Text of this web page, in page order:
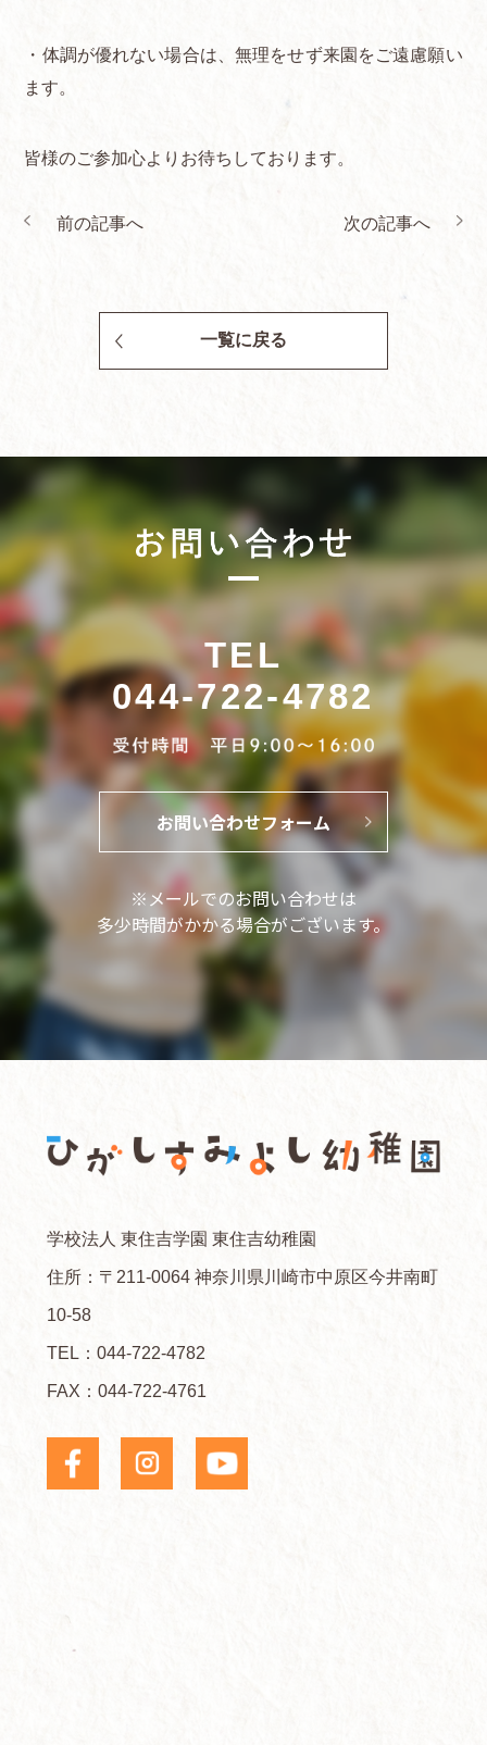
・体調が優れない場合は、無理をせず来園をご遠慮願い
ます。
皆様のご参加心よりお待ちしております。
前の記事へ 次の記事へ
一覧に戻る
TEL
044-722-4782
お問い合わせフォーム
※メールでのお問い合わせは
多少時間がかかる場合がございます。
学校法人 東住吉学園 東住吉幼稚園
住所：〒211-0064 神奈川県川崎市中原区今井南町
10-58
TEL： 044-722-4782
FAX：044-722-4761